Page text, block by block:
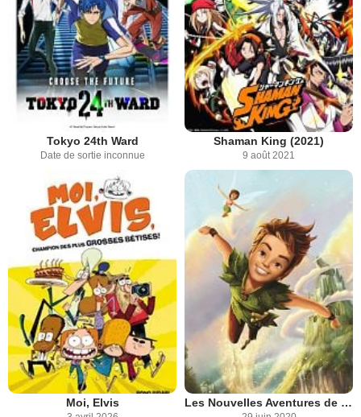
Tokyo 24th Ward
Date de sortie inconnue
Shaman King (2021)
9 août 2021
Moi, Elvis Les Nouvelles Aventures de Peter Pan